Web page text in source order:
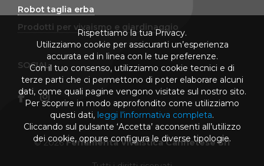
Robot taglia erba
Prodotti per vivaismo e giardinaggio
SOCIAL
© 2026Ferramenta Vivaistica Cannetese Srl
Rispettiamo la tua Privacy.
Utilizziamo cookie per assicurarti un’esperienza
accurata ed in linea con le tue preferenze.
Con il tuo consenso, utilizziamo cookie tecnici e di
terze parti che ci permettono di poter elaborare alcuni
dati, come quali pagine vengono visitate sul nostro sito.
Per scoprire in modo approfondito come utilizziamo
questi dati, leggi l’informativa completa.
Cliccando sul pulsante ‘Accetta’ acconsenti all’utilizzo
dei cookie, oppure configura le diverse tipologie.